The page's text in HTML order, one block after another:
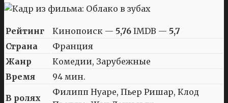
Рейтинг Кинопоиск — 5,76 IMDB — 5,7
Страна
Франция
Жанр
Комедии, Зарубежные
Время
94 мин.
В ролях
Филипп Нуаре, Пьер Ришар, Клод